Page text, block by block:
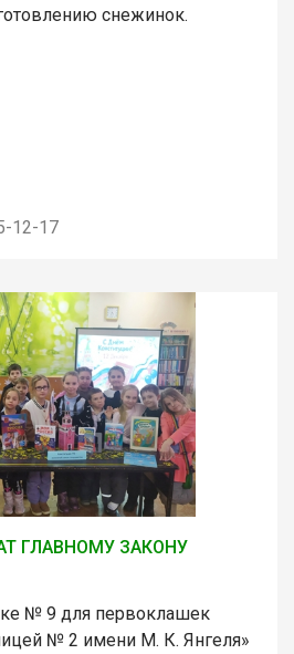
снежинок.
12-17
ГЛАВНОМУ ЗАКОНУ
№ 9 для первоклашек
№ 2 имени М. К. Янгеля»